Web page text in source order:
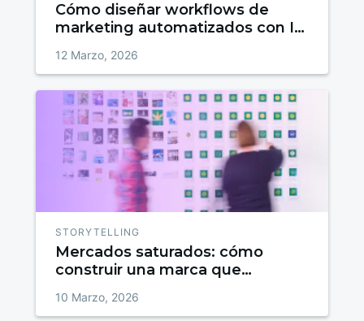
Cómo diseñar workflows de
marketing automatizados con IA
12 Marzo, 2026
STORYTELLING
Mercados saturados: cómo
construir una marca que
10 Marzo, 2026